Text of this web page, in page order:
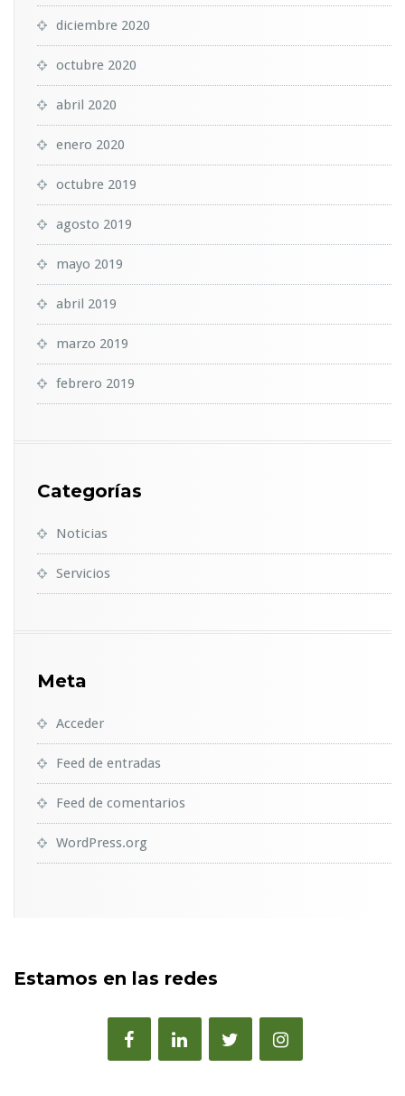
diciembre 2020
octubre 2020
abril 2020
enero 2020
octubre 2019
agosto 2019
mayo 2019
abril 2019
marzo 2019
febrero 2019
Categorías
Noticias
Servicios
Meta
Acceder
Feed de entradas
Feed de comentarios
WordPress.org
Estamos en las redes